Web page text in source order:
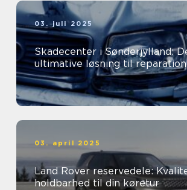
03. juli 2025
Skadecenter i Sønderjylland:
ultimative løsning til
03. april 2025
Land Rover reservedele:
holdbarhed til din køretur